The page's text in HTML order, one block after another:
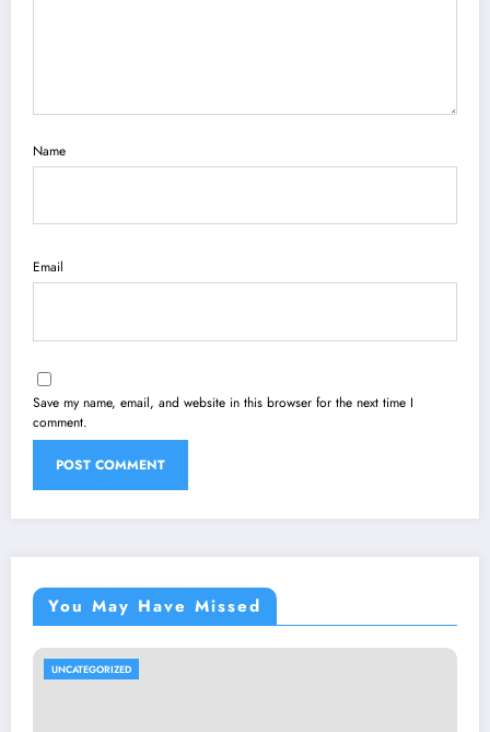
Name
Email
Save my name, email, and website in this browser for the next time I
comment.
You May Have Missed
UNCATEGORIZED